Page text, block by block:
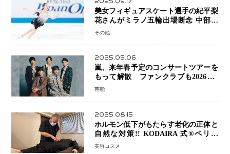
美女フィギュアスケート選手の紀平梨
花さんがミラノ五輪出場断念 中部選
手権欠場を発表「安全最優先の判断」
その他
2025.05.06
嵐、来年春予定のコンサートツアーを
もって解散 ファンクラブも2026年5
月末で活動終了
芸能
2025.08.15
ホルモン低下がもたらす老化の正体と
自然な対策!! KODAIRA 式®ペリネ
（骨盤底筋）ケア
美容コスメ